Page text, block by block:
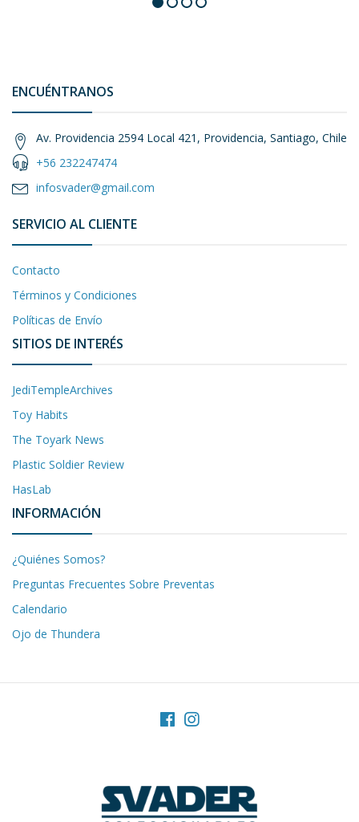
ENCUÉNTRANOS
Av. Providencia 2594 Local 421, Providencia, Santiago, Chile
+56 232247474
infosvader@gmail.com
SERVICIO AL CLIENTE
Contacto
Términos y Condiciones
Políticas de Envío
SITIOS DE INTERÉS
JediTempleArchives
Toy Habits
The Toyark News
Plastic Soldier Review
HasLab
INFORMACIÓN
¿Quiénes Somos?
Preguntas Frecuentes Sobre Preventas
Calendario
Ojo de Thundera